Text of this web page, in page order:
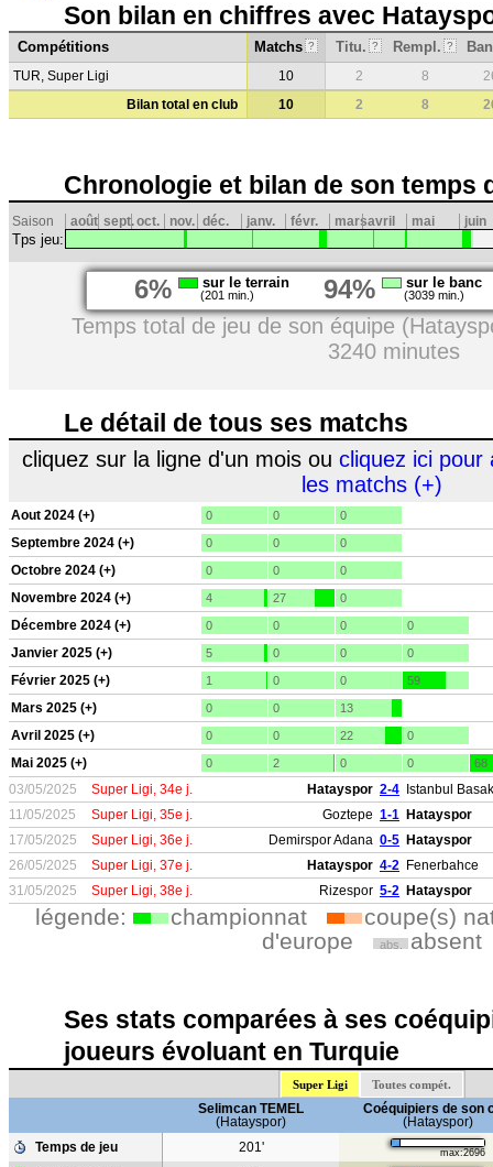
Son bilan en chiffres avec
Compétitions Matchs ? Titu. ? Rempl. ?
TUR, Super Ligi 10 2 8
Bilan total en club
10 2 8
Chronologie et bilan de son temps
Saison août sept.oct. nov. déc. janv. févr. marsavril mai juin
Tps jeu:
6% sur le terrain
(201 min.) 94% sur le banc
(3039 min.)
Temps total de jeu de son équipe
3240 minutes
Le détail de tous ses matchs
cliquez sur la ligne d'un mois ou cliquez ici pour
les matchs (+)
Aout 2024 (+) 0 0 0
Septembre 2024 (+) 0 0 0
Octobre 2024 (+) 0 0 0
Novembre 2024 (+) 4 27 0
Décembre 2024 (+) 0 0 0 0
Janvier 2025 (+) 5 0 0 0
Février 2025 (+) 1 0 0 59
Mars 2025 (+) 0 0 13
Avril 2025 (+) 0 0 22 0
Mai 2025 (+) 0 2 0 0 68
03/05/2025 Super Ligi, 34e j. Hatayspor 2-4
Istanbul
11/05/2025
Super Ligi, 35e j. Goztepe 1-1 Hatayspor
17/05/2025
Super Ligi, 36e j. Demirspor Adana 0-5 Hatayspor
26/05/2025
Super Ligi, 37e j. Hatayspor 4-2 Fenerbahce
31/05/2025
Super Ligi, 38e j. Rizespor 5-2 Hatayspor
légende: championnat
coupe(s)
d'europe
abs. absent
Ses stats comparées à ses
joueurs évoluant en Turquie
Super Ligi Toutes compét.
Selimcan TEMEL
(Hatayspor)
Coéquipiers de son
(Hatayspor)
Temps de jeu
201' max:2696